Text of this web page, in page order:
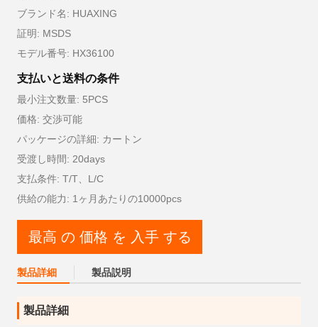
ブランド名: HUAXING
証明: MSDS
モデル番号: HX36100
支払いと送料の条件
最小注文数量: 5PCS
価格: 交渉可能
パッケージの詳細: カートン
受渡し時間: 20days
支払条件: T/T、L/C
供給の能力: 1ヶ月あたりの10000pcs
最高 の 価格 を 入手 する
製品詳細 製品説明
製品詳細